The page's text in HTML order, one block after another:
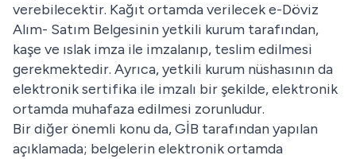
verebilecektir. Kağıt ortamda verilecek e-Döviz
Alım- Satım Belgesinin yetkili kurum tarafından,
kaşe ve ıslak imza ile imzalanıp, teslim edilmesi
gerekmektedir. Ayrıca, yetkili kurum nüshasının da
elektronik sertifika ile imzalı bir şekilde, elektronik
ortamda muhafaza edilmesi zorunludur.
Bir diğer önemli konu da, GİB tarafından yapılan
açıklamada; belgelerin elektronik ortamda